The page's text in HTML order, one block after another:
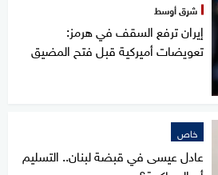
شرق أوسط
إيران ترفع السقف في هرمز:
تعويضات أميركية قبل فتح المضيق
خاص
عادل عيسى في قبضة لبنان.. التسليم